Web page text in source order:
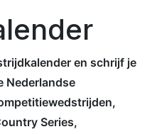
en schrijf je
Nederlandse
Series,